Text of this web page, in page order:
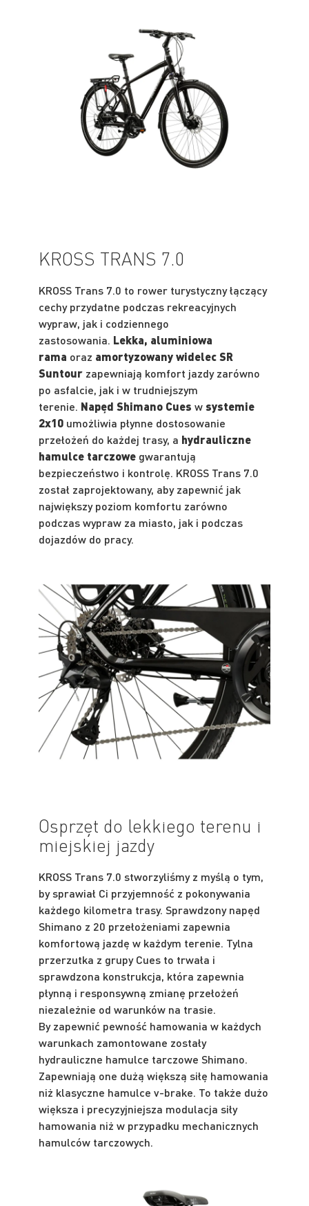
KROSS TRANS 7.0
KROSS Trans 7.0 to rower turystyczny łączący
cechy przydatne podczas rekreacyjnych
wypraw, jak i codziennego
zastosowania. Lekka, aluminiowa
rama oraz amortyzowany widelec SR
Suntour zapewniają komfort jazdy zarówno
po asfalcie, jak i w trudniejszym
terenie. Napęd Shimano Cues wsystemie
2x10 umożliwia płynne dostosowanie
przełożeń do każdej trasy, a hydrauliczne
hamulce tarczowe gwarantują
bezpieczeństwo i kontrolę. KROSS Trans 7.0
został zaprojektowany, aby zapewnić jak
największy poziom komfortu zarówno
podczas wypraw za miasto, jak i podczas
dojazdów do pracy.
Osprzęt do lekkiego terenu i
miejskiej jazdy
KROSS Trans 7.0 stworzyliśmy z myślą o tym,
by sprawiał Ci przyjemność z pokonywania
każdego kilometra trasy. Sprawdzony napęd
Shimano z 20 przełożeniami zapewnia
komfortową jazdę w każdym terenie. Tylna
przerzutka z grupy Cues to trwała i
sprawdzona konstrukcja, która zapewnia
płynną i responsywną zmianę przełożeń
niezależnie od warunków na trasie.
By zapewnić pewność hamowania w każdych
warunkach zamontowane zostały
hydrauliczne hamulce tarczowe Shimano.
Zapewniają one dużą większą siłę hamowania
niż klasyczne hamulce v-brake. To także dużo
większa i precyzyjniejsza modulacja siły
hamowania niż w przypadku mechanicznych
hamulców tarczowych.